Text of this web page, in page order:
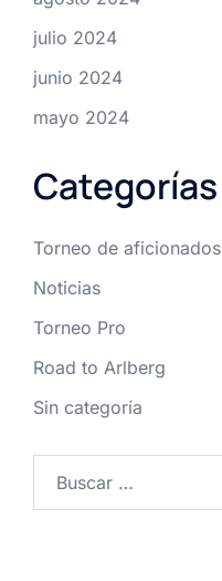
julio 2024
junio 2024
mayo 2024
Categorías
Torneo de aficionados
Noticias
Torneo Pro
Road to Arlberg
Sin categoría